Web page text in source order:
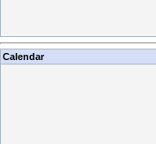
Calendar